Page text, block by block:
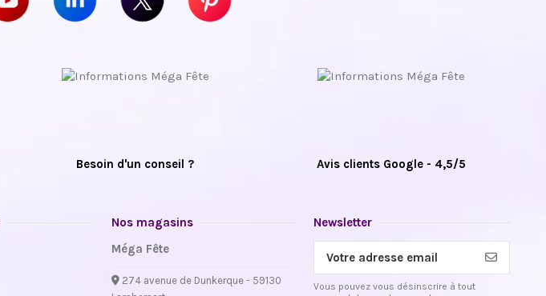
Besoin d'un conseil ? Avis clients Google - 4,5/5
Nos magasins
Méga Fête
274 avenue de Dunkerque - 59130
Newsletter
Vous pouvez vous désinscrire à tout